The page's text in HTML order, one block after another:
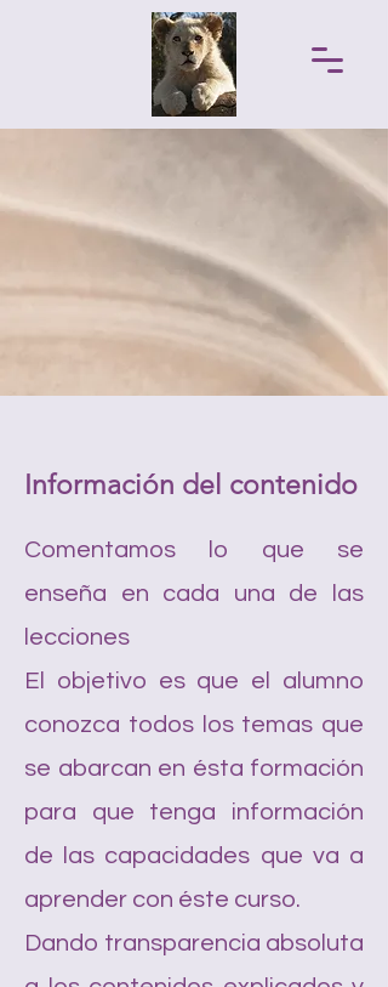
Información del contenido
Comentamos lo que se
enseña en cada una de las
lecciones
El objetivo es que el alumno
conozca todos los temas que
se abarcan en ésta formación
para que tenga información
de las capacidades que va a
aprender con éste curso.
Dando transparencia absoluta